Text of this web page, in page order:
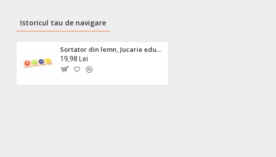
Istoricul tau de navigare
Sortator din lemn, Jucarie educativa pentru copii cu forme geometrice - 22261472C
19,98 Lei